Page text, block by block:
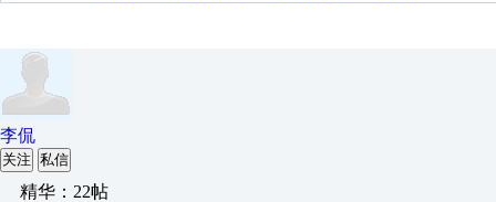
李侃
关注 私信
精华：22帖